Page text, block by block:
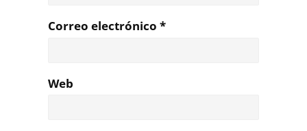
Correo electrónico *
Web